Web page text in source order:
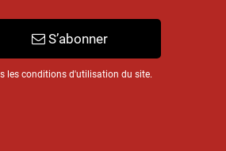
S’abonner
les conditions d'utilisation du site.